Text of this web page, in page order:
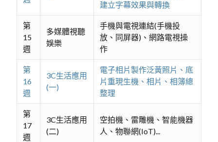
建立字幕效果與轉換
第
15
週
多媒體視聽
娛樂
手機與電視連結(手機投
放、同屏器)、網路電視操
作
第
16
週
3C生活應用
(一)
電子相片製作泛黃照片、底
片重現生機、相片、相簿總
整理
第
17
週
3C生活應用
(二)
空拍機、雷雕機、智能機器
人、物聯網(IoT)...